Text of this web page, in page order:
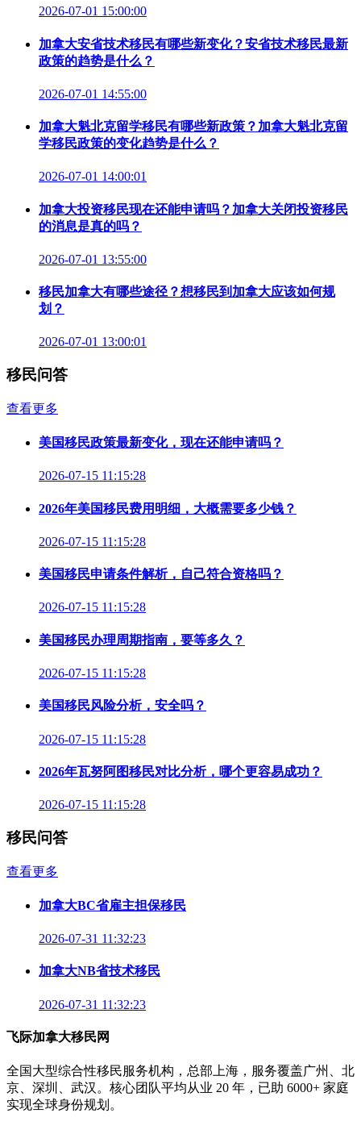
2026-07-01 15:00:00
加拿大安省技术移民有哪些新变化？安省技术移民最新
政策的趋势是什么？
2026-07-01 14:55:00
加拿大魁北克留学移民有哪些新政策？加拿大魁北克留
学移民政策的变化趋势是什么？
2026-07-01 14:00:01
加拿大投资移民现在还能申请吗？加拿大关闭投资移民
的消息是真的吗？
2026-07-01 13:55:00
移民加拿大有哪些途径？想移民到加拿大应该如何规
划？
2026-07-01 13:00:01
移民问答
查看更多
美国移民政策最新变化，现在还能申请吗？
2026-07-15 11:15:28
2026年美国移民费用明细，大概需要多少钱？
2026-07-15 11:15:28
美国移民申请条件解析，自己符合资格吗？
2026-07-15 11:15:28
美国移民办理周期指南，要等多久？
2026-07-15 11:15:28
美国移民风险分析，安全吗？
2026-07-15 11:15:28
2026年瓦努阿图移民对比分析，哪个更容易成功？
2026-07-15 11:15:28
移民问答
查看更多
加拿大BC省雇主担保移民
2026-07-31 11:32:23
加拿大NB省技术移民
2026-07-31 11:32:23
飞际加拿大移民网
全国大型综合性移民服务机构，总部上海，服务覆盖广州、北
京、深圳、武汉。核心团队平均从业 20 年，已助 6000+ 家庭
实现全球身份规划。